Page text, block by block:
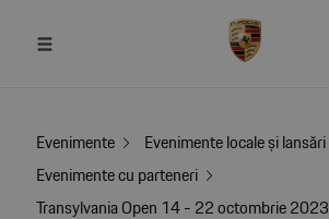
Evenimente
Evenimente locale și lansări
Evenimente cu parteneri
Transylvania Open 14 - 22 octombrie 2023